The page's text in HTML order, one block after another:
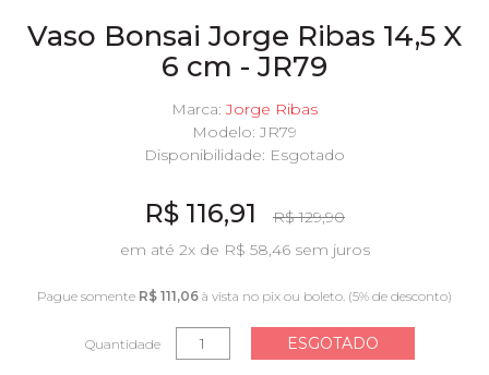
Vaso Bonsai Jorge Ribas 14,5 X
6 cm - JR79
Marca:Jorge Ribas
Modelo: JR79
Disponibilidade: Esgotado
R$ 129,90
R$ 116,91
em até 2x de R$ 58,46 sem juros
Pague somente R$ 111,06 à vista no pix ou boleto. (5% de desconto)
Quantidade ESGOTADO